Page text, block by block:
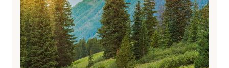
håndterer
du
det
sukkerfyldte
forårsgræs
korrekt